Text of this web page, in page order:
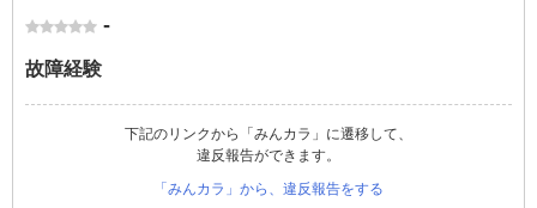
-
故障経験
下記のリンクから「みんカラ」に遷移して、
違反報告ができます。
「みんカラ」から、違反報告をする